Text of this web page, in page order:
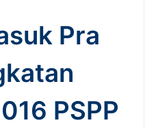
Pra
PSPP